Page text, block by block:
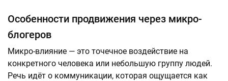
Особенности продвижения через микро-
блогеров
Микро-влияние — это точечное воздействие на
конкретного человека или небольшую группу людей.
Речь идёт о коммуникации, которая ощущается как